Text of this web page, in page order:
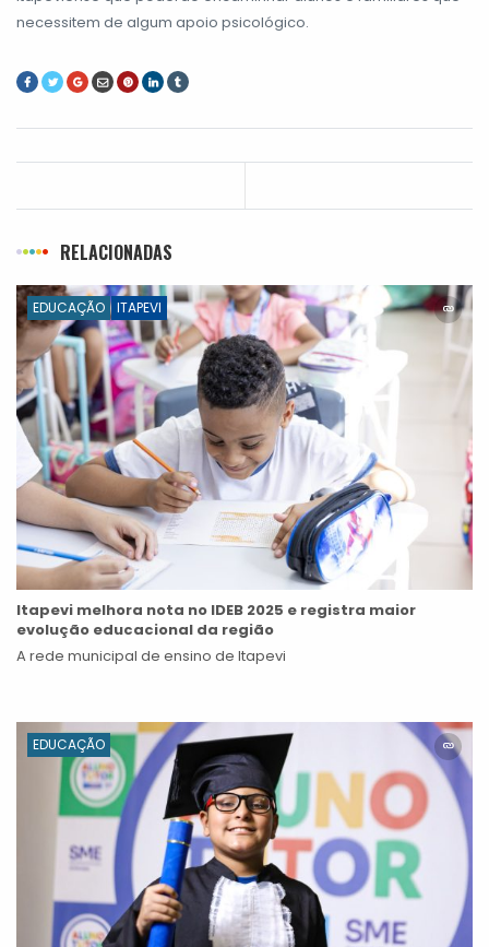
necessitem de algum apoio psicológico.
RELACIONADAS
EDUCAÇÃO ITAPEVI
Itapevi melhora nota no IDEB 2025 e registra maior
evolução educacional da região
A rede municipal de ensino de Itapevi
EDUCAÇÃO